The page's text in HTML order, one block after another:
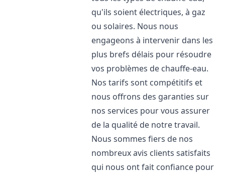
qu'ils soient électriques, à gaz
ou solaires. Nous nous
engageons à intervenir dans les
plus brefs délais pour résoudre
vos problèmes de chauffe-eau.
Nos tarifs sont compétitifs et
nous offrons des garanties sur
nos services pour vous assurer
de la qualité de notre travail.
Nous sommes fiers de nos
nombreux avis clients satisfaits
qui nous ont fait confiance pour